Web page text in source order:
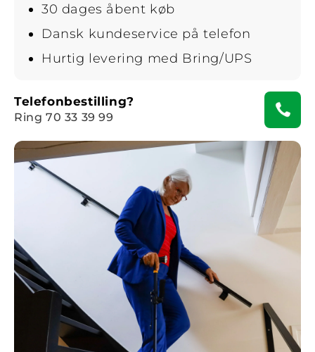
30 dages åbent køb
Dansk kundeservice på telefon
Hurtig levering med Bring/UPS
Telefonbestilling?
Ring 70 33 39 99